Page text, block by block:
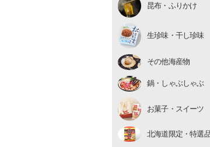
昆布・ふりかけ
生珍味・干し珍味
生珍味
干し珍味
その他海産物
鍋・しゃぶしゃぶ
お菓子・スイーツ
北海道限定・特選